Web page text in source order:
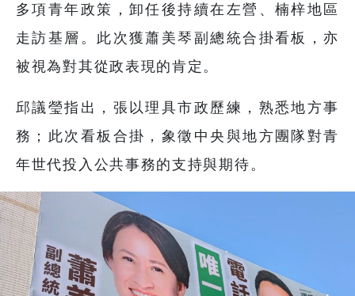
多項青年政策，卸任後持續在左營、楠梓地區
走訪基層。此次獲蕭美琴副總統合掛看板，亦
被視為對其從政表現的肯定。
邱議瑩指出，張以理具市政歷練，熟悉地方事
務；此次看板合掛，象徵中央與地方團隊對青
年世代投入公共事務的支持與期待。